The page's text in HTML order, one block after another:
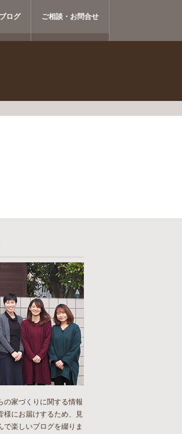
ブログ ご相談・お問合せ
の家づくりに関する情報
様にお届けするため、見
で楽しいブログを綴りま